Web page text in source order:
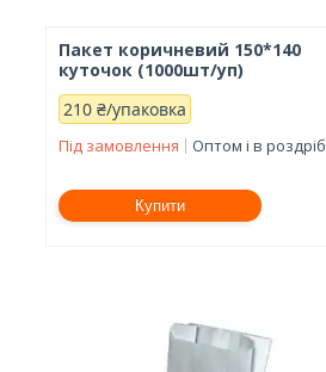
Пакет коричневий 150*140
куточок (1000шт/уп)
210 ₴/упаковка
Під замовлення Оптом і в роздріб
Купити